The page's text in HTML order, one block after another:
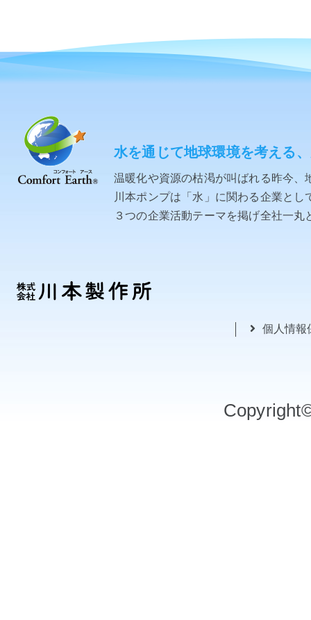
水を通じて地球環境を考える
温暖化や資源の枯渇が叫ばれる昨今
川本ポンプは「水」に関わる企業と
３つの企業活動テーマを掲げ全社一
個人情報